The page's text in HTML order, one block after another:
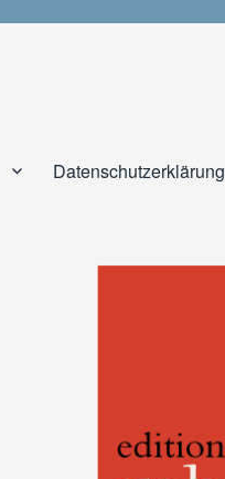
Datenschutzerklärung